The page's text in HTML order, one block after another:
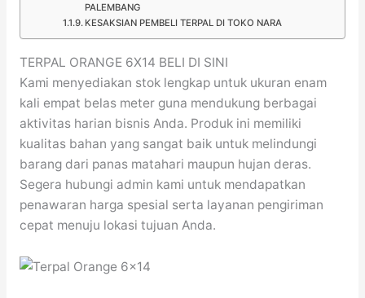
PALEMBANG
KESAKSIAN PEMBELI TERPAL DI TOKO NARA
TERPAL ORANGE 6X14 BELI DI SINI
Kami menyediakan stok lengkap untuk ukuran enam
kali empat belas meter guna mendukung berbagai
aktivitas harian bisnis Anda. Produk ini memiliki
kualitas bahan yang sangat baik untuk melindungi
barang dari panas matahari maupun hujan deras.
Segera hubungi admin kami untuk mendapatkan
penawaran harga spesial serta layanan pengiriman
cepat menuju lokasi tujuan Anda.